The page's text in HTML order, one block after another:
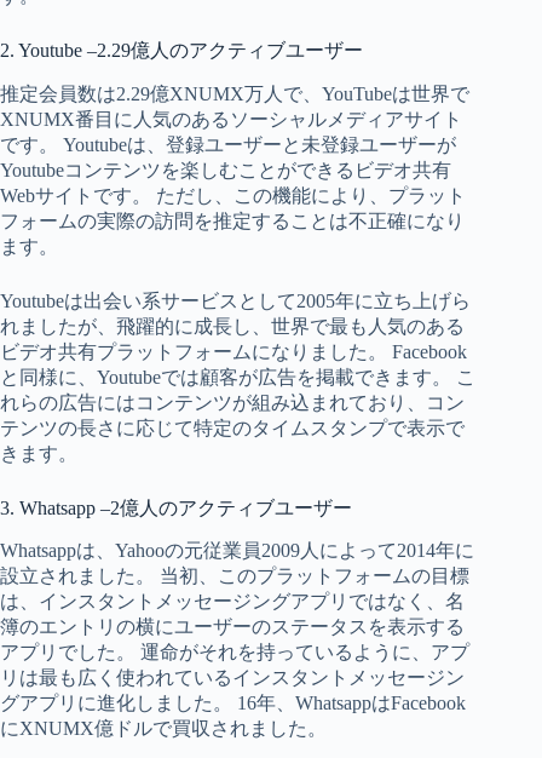
2. Youtube –2.29億人のアクティブユーザー
推定会員数は2.29億XNUMX万人で、YouTubeは世界で
XNUMX番目に人気のあるソーシャルメディアサイト
です。 Youtubeは、登録ユーザーと未登録ユーザーが
Youtubeコンテンツを楽しむことができるビデオ共有
Webサイトです。 ただし、この機能により、プラット
フォームの実際の訪問を推定することは不正確になり
ます。
Youtubeは出会い系サービスとして2005年に立ち上げら
れましたが、飛躍的に成長し、世界で最も人気のある
ビデオ共有プラットフォームになりました。 Facebook
と同様に、Youtubeでは顧客が広告を掲載できます。 こ
れらの広告にはコンテンツが組み込まれており、コン
テンツの長さに応じて特定のタイムスタンプで表示で
きます。
3. Whatsapp –2億人のアクティブユーザー
Whatsappは、Yahooの元従業員2009人によって2014年に
設立されました。 当初、このプラットフォームの目標
は、インスタントメッセージングアプリではなく、名
簿のエントリの横にユーザーのステータスを表示する
アプリでした。 運命がそれを持っているように、アプ
リは最も広く使われているインスタントメッセージン
グアプリに進化しました。 16年、WhatsappはFacebook
にXNUMX億ドルで買収されました。